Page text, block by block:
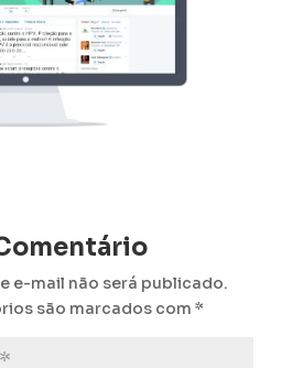
e-mail não será publicado.
são marcados com *